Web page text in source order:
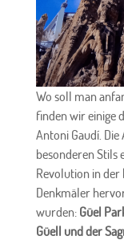
Wo soll man
finden wir einige
Antoni Gaudí.
besonderen Stils
Revolution in der
Denkmäler
wurden: Güel
Güell und der